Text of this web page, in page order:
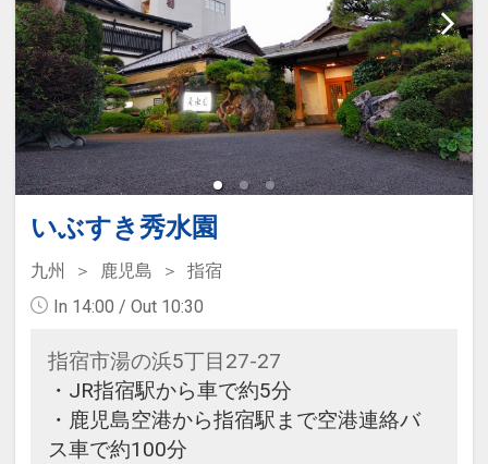
朝食は海が見えるレストラン「フラ
ミンゴ」にて、和洋中のバイキング
をご提供いたします。（※ご宿泊の
人数などによっては、和食セットメ
ニューになる場合がございます。予
めご了承ください。）
夕食はレストラン又はお食事処に
て、旬の食材を使用した薩摩会席を
お楽しみください。（※料理内容と
器は時季により異なります。）
朝食：7：00～9：00
夕食：18：00～20：00
【施設使用料（添い寝のお子様）】
いぶすき秀水園
九州 鹿児島
指宿
In 14:00 / Out 10:30
指宿市湯の浜5丁目27-27
・JR指宿駅から車で約5分
・鹿児島空港から指宿駅まで空港連絡バ
ス車で約100分